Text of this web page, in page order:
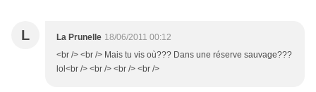
L La Prunelle 18/06/2011 00:12
<br /> <br /> Mais tu vis où??? Dans une réserve sauvage???
lol<br /> <br /> <br /> <br />